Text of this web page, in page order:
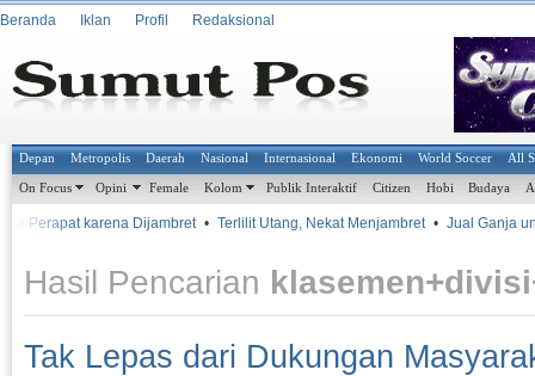
Beranda Iklan Profil Redaksional
Depan Metropolis Daerah Nasional Internasional Ekonomi World Soccer All
On Focus Opini Female Kolom Publik Interaktif Citizen Hobi Budaya
Perapat karena Dijambret • Terlilit Utang, Nekat Menjambret • Jual Ganja
Hasil Pencarian
Tak Lepas dari Dukungan